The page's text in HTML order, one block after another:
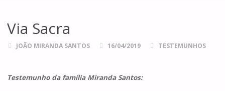
Via Sacra
JOÃO MIRANDA SANTOS 16/04/2019 TESTEMUNHOS
Testemunho da família Miranda Santos: